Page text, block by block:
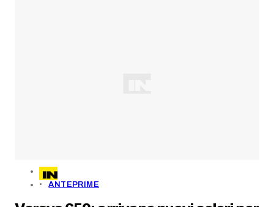
ANTEPRIME